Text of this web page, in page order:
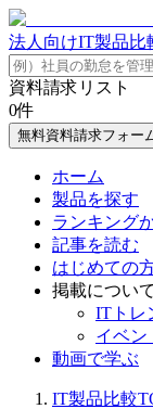
法人向けIT製品比
資料請求リスト
0件
無料資料請求フォー
ホーム
製品を探す
ランキング
記事を読む
はじめての
掲載について
ITトレ
イベン
動画で学ぶ
IT製品比較